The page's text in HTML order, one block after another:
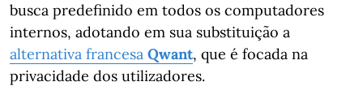
busca predefinido em todos os computadores
internos, adotando em sua substituição a
alternativa francesa Qwant, que é focada na
privacidade dos utilizadores.